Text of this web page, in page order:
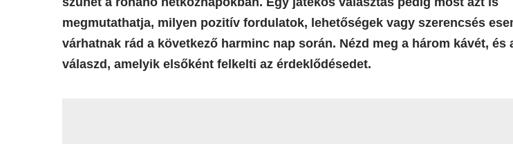
megmutathatja, milyen pozitív fordulatok, lehetőségek vagy szerencsés
várhatnak rád a következő harminc nap során. Nézd meg a három kávét, és
válaszd, amelyik elsőként felkelti az érdeklődésedet.